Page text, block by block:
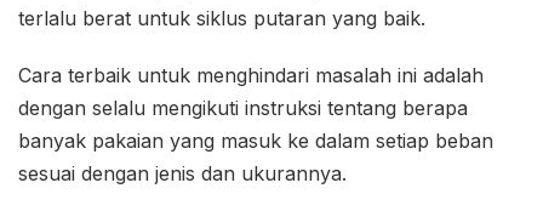
terlalu berat untuk siklus putaran yang baik.
Cara terbaik untuk menghindari masalah ini adalah
dengan selalu mengikuti instruksi tentang berapa
banyak pakaian yang masuk ke dalam setiap beban
sesuai dengan jenis dan ukurannya.